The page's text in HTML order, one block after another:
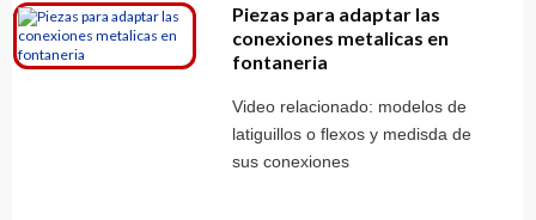
Piezas para adaptar las
conexiones metalicas en
fontaneria
Video relacionado: modelos de
latiguillos o flexos y medisda de
sus conexiones